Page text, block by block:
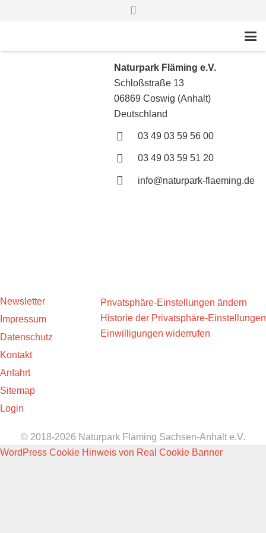
Naturpark Fläming e.V.
Schloßstraße 13
06869 Coswig (Anhalt)
Deutschland
03 49 03 59 56 00
03 49 03 59 51 20
info@naturpark-flaeming.de
Newsletter
Impressum
Datenschutz
Kontakt
Anfahrt
Sitemap
Login
Privatsphäre-Einstellungen ändern
Historie der Privatsphäre-Einstellungen
Einwilligungen widerrufen
© 2018-2026 Naturpark Fläming Sachsen-Anhalt e.V.
WordPress Cookie Hinweis von Real Cookie Banner